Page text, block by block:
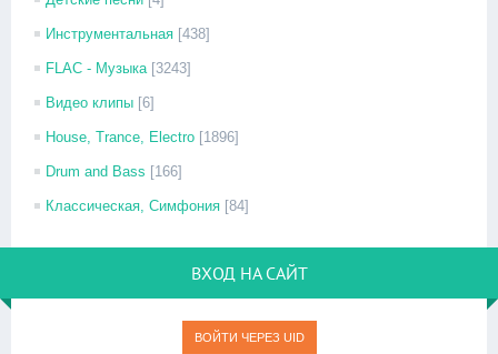
Инструментальная [438]
FLAC - Музыка [3243]
Видео клипы [6]
House, Trance, Electro [1896]
Drum and Bass [166]
Классическая, Симфония [84]
ВХОД НА САЙТ
ВОЙТИ ЧЕРЕЗ UID